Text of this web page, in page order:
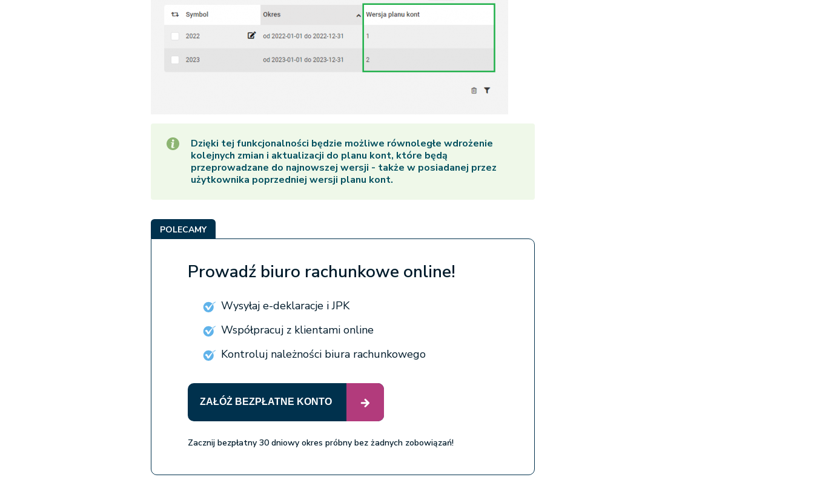
Dzięki tej funkcjonalności będzie możliwe równoległe wdrożenie
kolejnych zmian i aktualizacji do planu kont, które będą
przeprowadzane do najnowszej wersji - także w posiadanej przez
użytkownika poprzedniej wersji planu kont.
POLECAMY
Prowadź biuro rachunkowe online!
Wysyłaj e-deklaracje i JPK
Współpracuj z klientami online
Kontroluj należności biura rachunkowego
ZAŁÓŻ BEZPŁATNE KONTO
Zacznij bezpłatny 30 dniowy okres próbny bez żadnych zobowiązań!